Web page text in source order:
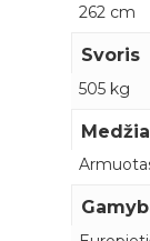
262 cm
Svoris
505 kg